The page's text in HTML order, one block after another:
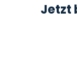
Jetzt